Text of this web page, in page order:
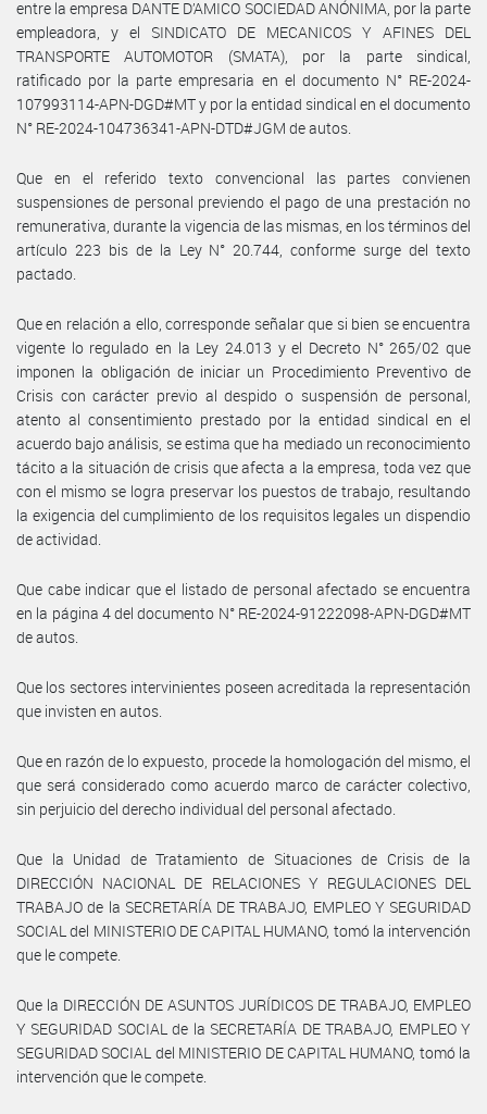
entre la empresa DANTE D’AMICO SOCIEDAD ANÓNIMA, por la parte
empleadora, y el SINDICATO DE MECANICOS Y AFINES DEL
TRANSPORTE AUTOMOTOR (SMATA), por la parte sindical,
ratificado por la parte empresaria en el documento N° RE-2024-
107993114-APN-DGD#MT y por la entidad sindical en el documento
N° RE-2024-104736341-APN-DTD#JGM de autos.
Que en el referido texto convencional las partes convienen
suspensiones de personal previendo el pago de una prestación no
remunerativa, durante la vigencia de las mismas, en los términos del
artículo 223 bis de la Ley N° 20.744, conforme surge del texto
pactado.
Que en relación a ello, corresponde señalar que si bien se encuentra
vigente lo regulado en la Ley 24.013 y el Decreto N° 265/02 que
imponen la obligación de iniciar un Procedimiento Preventivo de
Crisis con carácter previo al despido o suspensión de personal,
atento al consentimiento prestado por la entidad sindical en el
acuerdo bajo análisis, se estima que ha mediado un reconocimiento
tácito a la situación de crisis que afecta a la empresa, toda vez que
con el mismo se logra preservar los puestos de trabajo, resultando
la exigencia del cumplimiento de los requisitos legales un dispendio
de actividad.
Que cabe indicar que el listado de personal afectado se encuentra
en la página 4 del documento N° RE-2024-91222098-APN-DGD#MT
de autos.
Que los sectores intervinientes poseen acreditada la representación
que invisten en autos.
Que en razón de lo expuesto, procede la homologación del mismo, el
que será considerado como acuerdo marco de carácter colectivo,
sin perjuicio del derecho individual del personal afectado.
Que la Unidad de Tratamiento de Situaciones de Crisis de la
DIRECCIÓN NACIONAL DE RELACIONES Y REGULACIONES DEL
TRABAJO de la SECRETARÍA DE TRABAJO, EMPLEO Y SEGURIDAD
SOCIAL del MINISTERIO DE CAPITAL HUMANO, tomó la intervención
que le compete.
Que la DIRECCIÓN DE ASUNTOS JURÍDICOS DE TRABAJO, EMPLEO
Y SEGURIDAD SOCIAL de la SECRETARÍA DE TRABAJO, EMPLEO Y
SEGURIDAD SOCIAL del MINISTERIO DE CAPITAL HUMANO, tomó la
intervención que le compete.